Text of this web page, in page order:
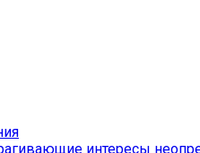
интересы